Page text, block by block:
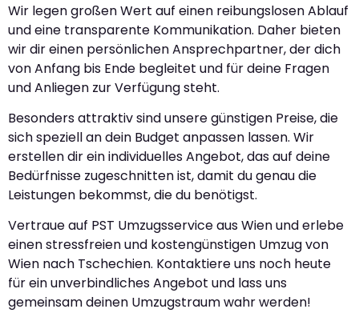
Wir legen großen Wert auf einen reibungslosen Ablauf
und eine transparente Kommunikation. Daher bieten
wir dir einen persönlichen Ansprechpartner, der dich
von Anfang bis Ende begleitet und für deine Fragen
und Anliegen zur Verfügung steht.
Besonders attraktiv sind unsere günstigen Preise, die
sich speziell an dein Budget anpassen lassen. Wir
erstellen dir ein individuelles Angebot, das auf deine
Bedürfnisse zugeschnitten ist, damit du genau die
Leistungen bekommst, die du benötigst.
Vertraue auf PST Umzugsservice aus Wien und erlebe
einen stressfreien und kostengünstigen Umzug von
Wien nach Tschechien. Kontaktiere uns noch heute
für ein unverbindliches Angebot und lass uns
gemeinsam deinen Umzugstraum wahr werden!